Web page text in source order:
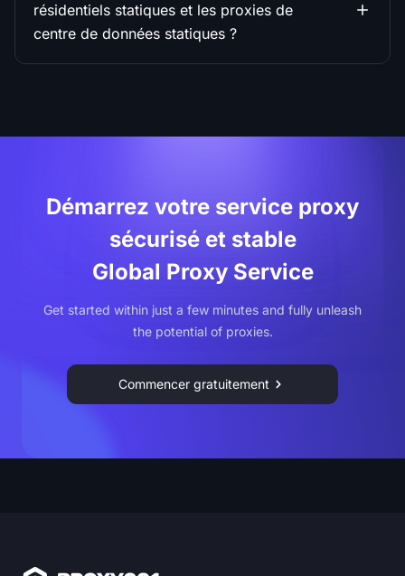
résidentiels statiques et les proxies de
centre de données statiques ?
Démarrez votre service proxy
sécurisé et stable
Global Proxy Service
Get started within just a few minutes and fully unleash
the potential of proxies.
Commencer gratuitement